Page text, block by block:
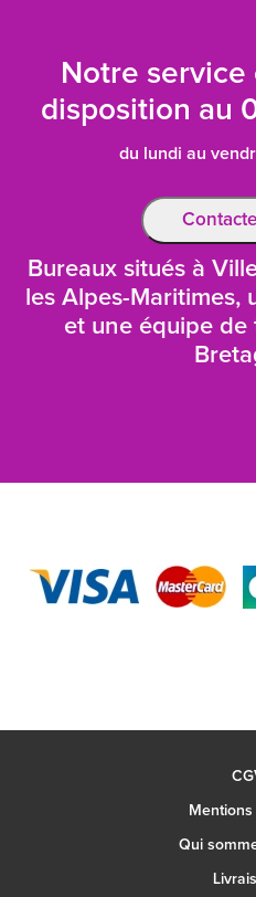
Notre
disposition au
du lundi au
Bureaux situés à
les Alpes-
et une équipe de
Qui